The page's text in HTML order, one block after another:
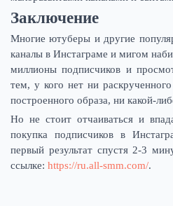
Заключение
Многие ютуберы и другие
каналы в Инстаграме и мигом
миллионы подписчиков и
тем, у кого нет ни
построенного образа, ни какой-
Но не стоит отчаиваться и
покупка подписчиков в
первый результат спустя 2-3
ссылке: https://ru.all-smm.com/.